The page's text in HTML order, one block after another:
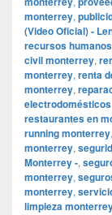
monterrey,
(Video Oficial) -
recursos
civil monterrey,
monterrey, renta
monterrey,
restaurantes en
running monterrey,
monterrey,
Monterrey -,
monterrey,
monterrey,
limpieza